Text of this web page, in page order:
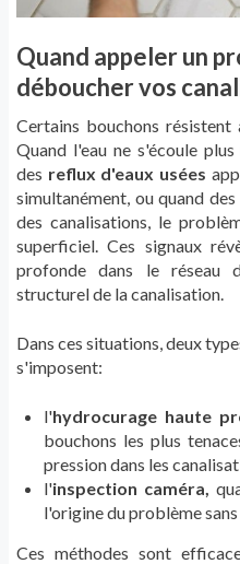
Quand appeler un
déboucher vos
Certains bouchons résistent
Quand l'eau ne s'écoule
des reflux d'eaux usées
simultanément, ou quand
des canalisations, le
superficiel. Ces signaux
profonde dans le réseau
structurel de la canalisation.
Dans ces situations, deux
s'imposent:
l'hydrocurage haute
bouchons les plus
pression dans les
l'inspection caméra,
l'origine du problème
Ces méthodes sont